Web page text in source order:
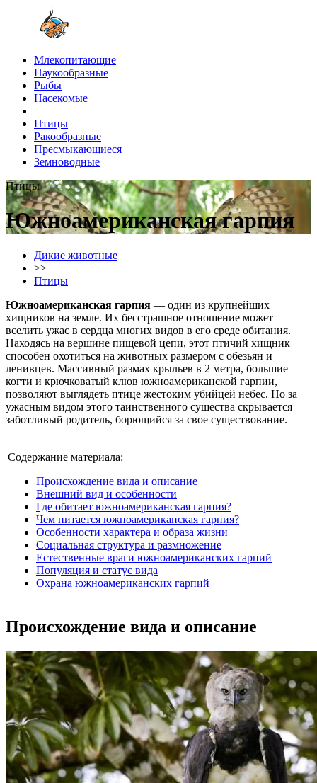
Млекопитающие
Паукообразные
Рыбы
Насекомые
Птицы
Ракообразные
Пресмыкающиеся
Земноводные
Птицы
Южноамериканская гарпия
Дикие животные
>>
Птицы
Южноамериканская гарпия — один из крупнейших
хищников на земле. Их бесстрашное отношение может
вселить ужас в сердца многих видов в его среде обитания.
Находясь на вершине пищевой цепи, этот птичий хищник
способен охотиться на животных размером с обезьян и
ленивцев. Массивный размах крыльев в 2 метра, большие
когти и крючковатый клюв южноамериканской гарпии,
позволяют выглядеть птице жестоким убийцей небес. Но за
ужасным видом этого таинственного существа скрывается
заботливый родитель, борющийся за свое существование.
Содержание материала:
Происхождение вида и описание
Внешний вид и особенности
Где обитает южноамериканская гарпия?
Чем питается южноамериканская гарпия?
Особенности характера и образа жизни
Социальная структура и размножение
Естественные враги южноамериканских гарпий
Популяция и статус вида
Охрана южноамериканских гарпий
Происхождение вида и описание